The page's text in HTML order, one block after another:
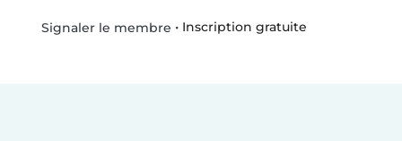
Signaler le membre • Inscription gratuite